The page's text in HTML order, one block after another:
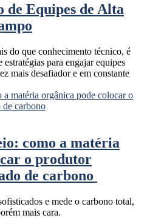
de Equipes de Alta
do que conhecimento técnico, é
para engajar equipes
mais desafiador e em constante
como a matéria
o produtor
de carbono
e mede o carbono total,
mais cara.